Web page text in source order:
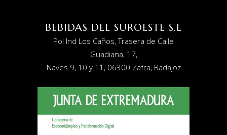
BEBIDAS DEL SUROESTE S.L
Pol Ind Los Caños, Trasera de Calle
Guadiana, 17,
Naves 9, 10 y 11, 06300 Zafra, Badajoz